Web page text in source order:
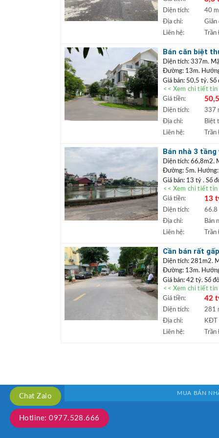
được ngay. Xung
+ TRẦN
+ Bất động
ngân hàng lãi
Diện tích:
40
Địa chỉ:
Giãn
Liên hệ:
Bán căn biệt
Diện tích: 337m.
Đường: 13m.
Giá bán: 50,5 tỷ.
Vị trí:Căn biệt thự
thích hợp định cư
Nhà biệt thự đầy đủ
+++ Liên hệ xem
+ TRẦN
Lâm.
+ Bất động
ngân hàng lãi
<< Xem chi tiết tin
Giá tiền:
Diện tích:
337
Địa chỉ:
Biệt
Liên hệ:
Bán nhà 3
vào nhà, giá
Diện tích: 66,8m2.
Đường: 5m.
Giá bán: 13 tỷ . Sổ
Vị trí:Bán nhà Cự
Rất phù hợp mua
quanh dân cư đã ổn
+++ Liên hệ xem
+ TRẦN
Lâm.
+ Bất động
ngân hàng lãi
<< Xem chi tiết tin
Giá tiền:
13
Diện tích:
66.8
Địa chỉ:
Bán
Liên hệ:
Cần bán rất
công ty đẹp
Diện tích: 281m2.
Đường: 13m.
Giá bán: 42 tỷ. Sổ
Vị trí: Lô đất nằm
Vị trí thuận lợi làm
tầng đã đồng bộ,
+ TRẦN
<< Xem chi tiết tin
Giá tiền:
42
Diện tích:
281
Địa chỉ:
KĐT
Liên hệ:
MUA BÁN
Chat Zalo
Hotline: 0977.528.666